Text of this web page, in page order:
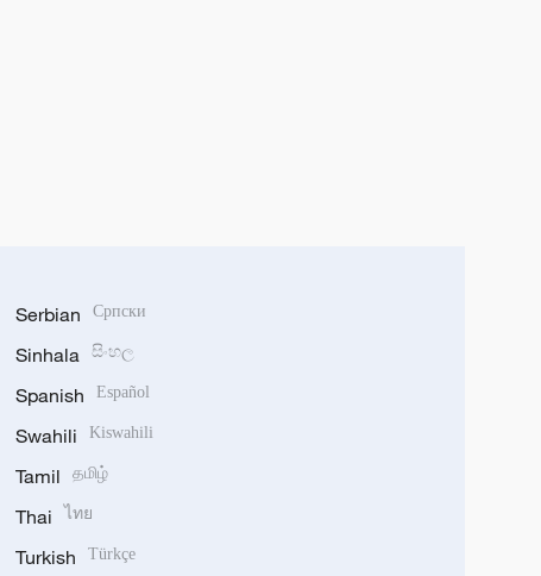
Serbian Српски
Sinhala සිංහල
Spanish Español
Swahili Kiswahili
Tamil தமிழ்
Thai ไทย
Turkish Türkçe